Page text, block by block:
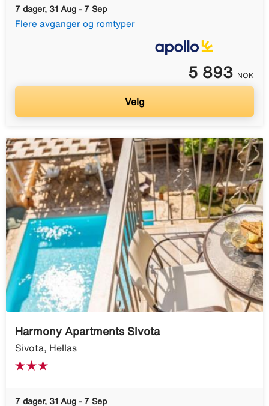
7 dager, 31 Aug - 7 Sep
Flere avganger og romtyper
5 893 NOK
Velg
Harmony Apartments Sivota
Sivota, Hellas
7 dager, 31 Aug - 7 Sep